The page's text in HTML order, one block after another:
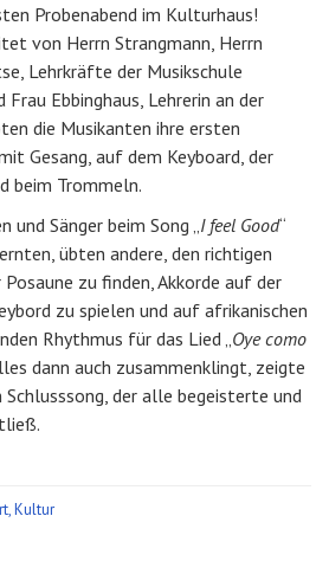
Probenabend im Kulturhaus!
von Herrn Strangmann, Herrn
Lehrkräfte der Musikschule
Frau Ebbinghaus, Lehrerin an der
die Musikanten ihre ersten
Gesang, auf dem Keyboard, der
beim Trommeln.
und Sänger beim Song „ I feel Good“
übten andere, den richtigen
zu finden, Akkorde auf der
zu spielen und auf afrikanischen
Rhythmus für das Lied „ Oye como
dann auch zusammenklingt, zeigte
Schlusssong, der alle begeisterte und
Kultur